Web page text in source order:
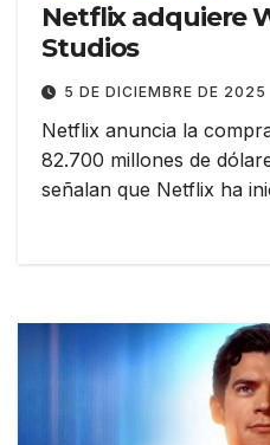
Netflix adquiere
Studios
5 DE DICIEMBRE DE 2025
Netflix anuncia la
82.700 millones de
señalan que Netflix ha